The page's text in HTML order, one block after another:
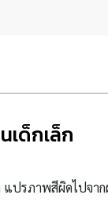
เด็กเล็ก
ปรภาพสีผิดไปจา